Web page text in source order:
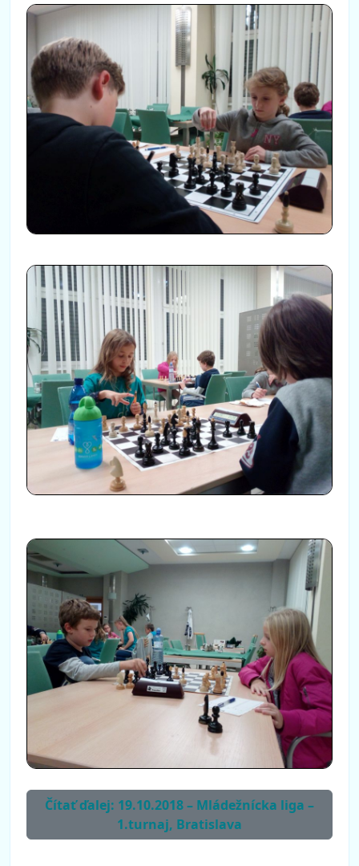
Čítať ďalej: 19.10.2018 – Mládežnícka liga –
1.turnaj, Bratislava